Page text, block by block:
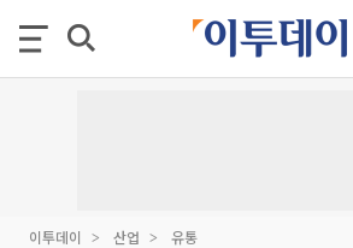
이투데이 산업 유통